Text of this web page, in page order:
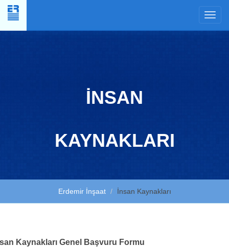
İNSAN
KAYNAKLARI
Erdemir İnşaat İnsan Kaynakları
Kaynakları Genel Başvuru Formu